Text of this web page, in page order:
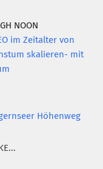
NOON
im Zeitalter von
skalieren- mit
Höhenweg